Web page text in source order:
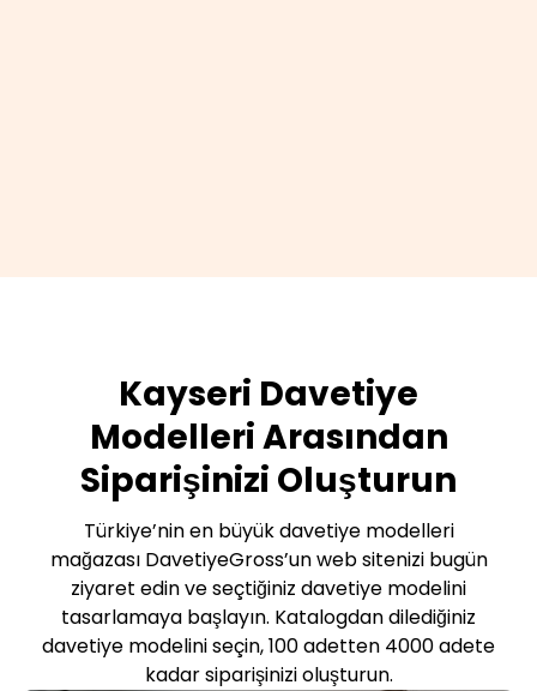
Kayseri Davetiye
Modelleri Arasından
Siparişinizi Oluşturun
Türkiye’nin en büyük davetiye modelleri
mağazası DavetiyeGross’un web sitenizi bugün
ziyaret edin ve seçtiğiniz davetiye modelini
tasarlamaya başlayın. Katalogdan dilediğiniz
davetiye modelini seçin, 100 adetten 4000 adete
kadar siparişinizi oluşturun.